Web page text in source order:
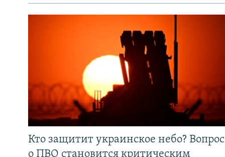
Кто защитит украинское небо? Вопрос
о ПВО становится критическим